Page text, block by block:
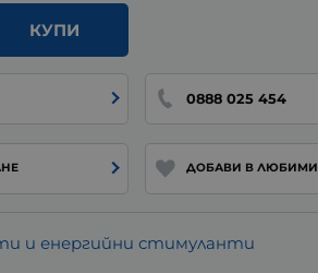
КУПИ
0888 025 454
ДОБАВИ В ЛЮБИМИ
и енергийни стимуланти